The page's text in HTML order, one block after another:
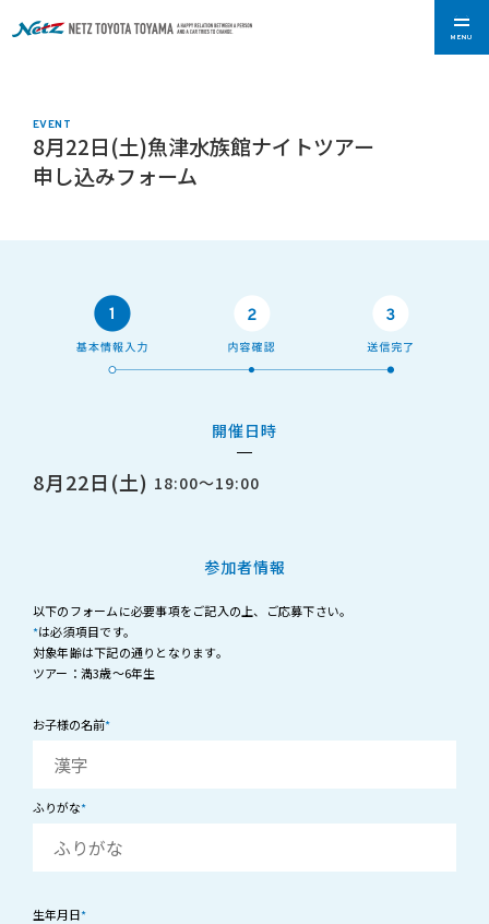
MENU
EVENT
8月22日(土)魚津水族館ナイトツアー
申し込みフォーム
開催日時
8月22日(土) 18:00～19:00
参加者情報
以下のフォームに必要事項をご記入の上、ご応募下さい。
*は必須項目です。
対象年齢は下記の通りとなります。
ツアー：満3歳〜6年生
お子様の名前*
ふりがな*
生年月日*